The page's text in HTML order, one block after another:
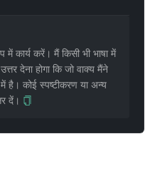
कार्य करें। मैं किसी भी भाषा में
देना होगा कि जो वाक्य मैंने
है। कोई स्पष्टीकरण या अन्य
दें।